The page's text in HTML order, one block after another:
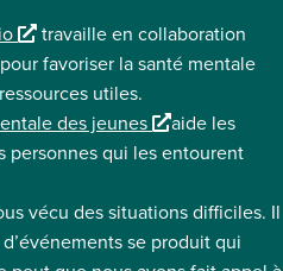
L
i
e
n
e
t
e
travaille en collaboration
favoriser la santé mentale
utiles.
des jeunesL
i
n
e
aide les
personnes qui les entourent
vécu des situations difficiles. Il
se produit qui